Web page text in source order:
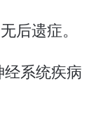
后遗症。
系统疾病